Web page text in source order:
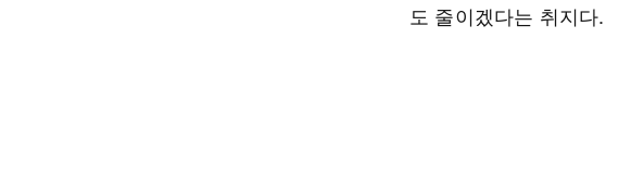
도 줄이겠다는 취지다.